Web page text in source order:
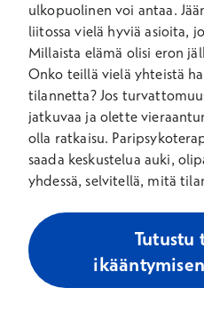
ulkopuolinen voi antaa.
liitossa vielä hyviä asioita,
Millaista elämä olisi eron
Onko teillä vielä yhteistä
tilannetta? Jos
jatkuvaa ja olette
olla ratkaisu.
saada keskustelua auki,
yhdessä, selvitellä, mitä
Tutustu